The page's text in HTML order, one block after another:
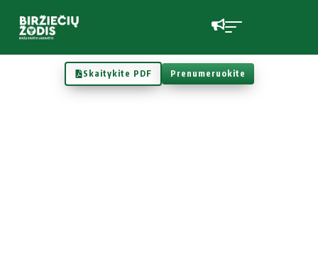
Skaitykite PDF Prenumeruokite